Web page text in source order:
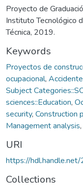
Proyecto de
Instituto Tecnológico
Técnica, 2019.
Keywords
Proyectos de
ocupacional,
Subject
sciences::Education,
security, Construction
Management analysis,
URI
https://
Collections